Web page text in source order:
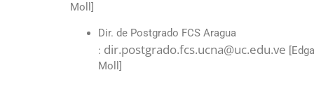
Moll]
Dir. de Postgrado FCS Aragua
: dir.postgrado.fcs.ucna@uc.edu.ve
Moll]